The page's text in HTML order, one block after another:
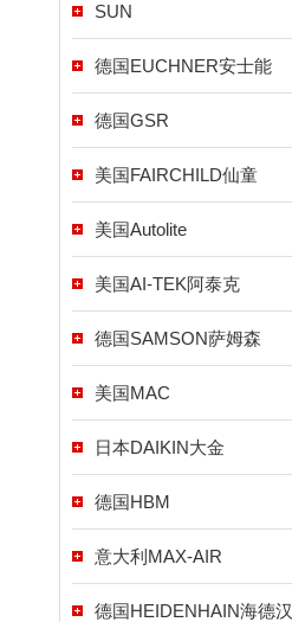
SUN
德国EUCHNER安士能
德国GSR
美国FAIRCHILD仙童
美国Autolite
美国AI-TEK阿泰克
德国SAMSON萨姆森
美国MAC
日本DAIKIN大金
德国HBM
意大利MAX-AIR
德国HEIDENHAIN海德汉